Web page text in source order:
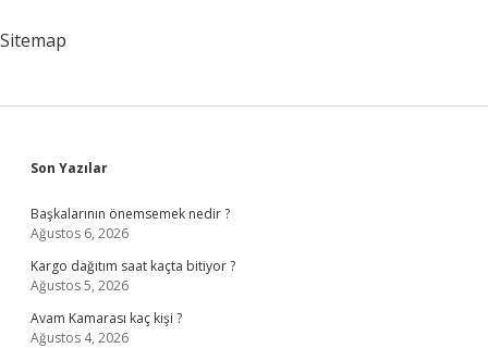
Sitemap
Sidebar
Son Yazılar
Başkalarının önemsemek nedir ?
Ağustos 6, 2026
Kargo dağıtım saat kaçta bitiyor ?
Ağustos 5, 2026
Avam Kamarası kaç kişi ?
Ağustos 4, 2026